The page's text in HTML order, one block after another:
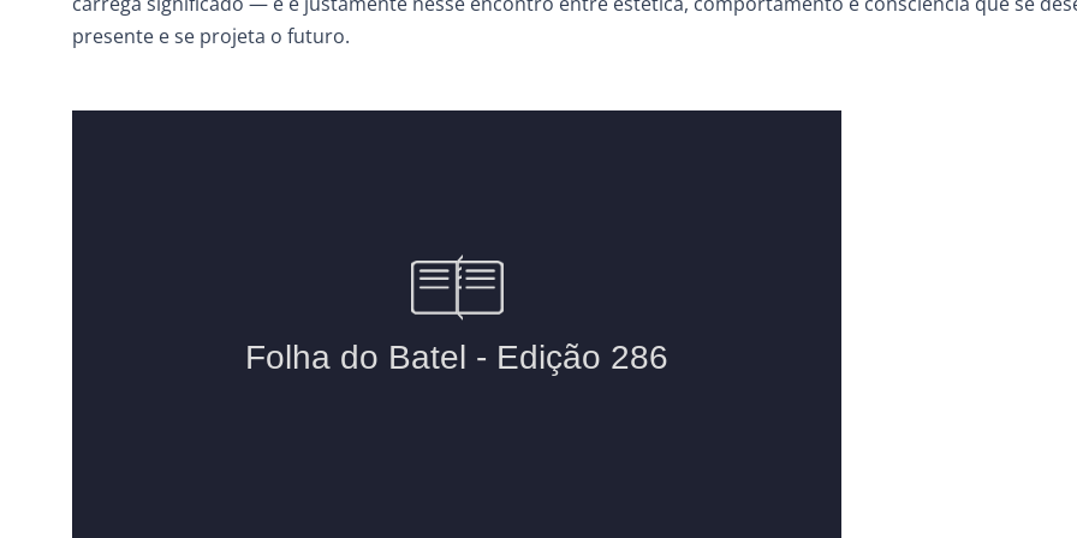
presente e se projeta o futuro.